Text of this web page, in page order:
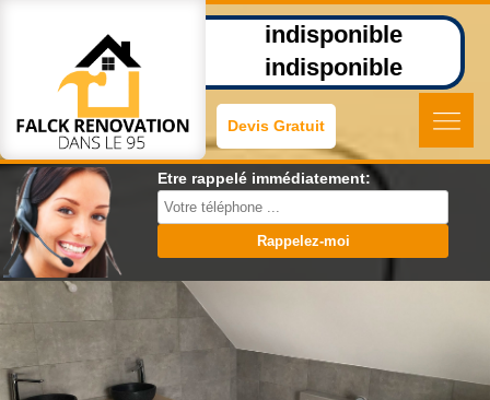
indisponible
indisponible
Devis Gratuit
Etre rappelé immédiatement: